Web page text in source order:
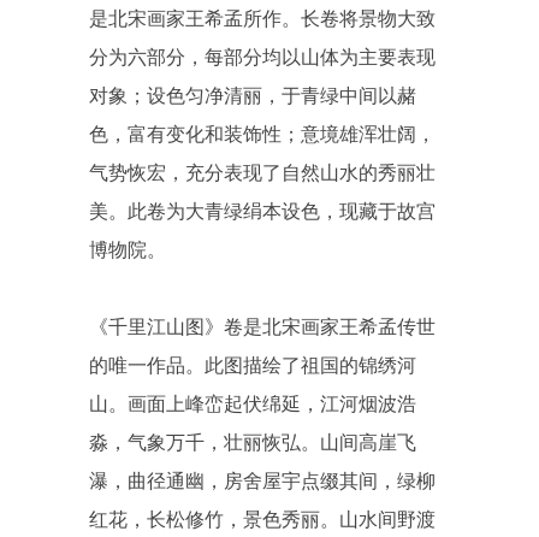
是北宋画家王希孟所作。长卷将景物大致
分为六部分，每部分均以山体为主要表现
对象；设色匀净清丽，于青绿中间以赭
色，富有变化和装饰性；意境雄浑壮阔，
气势恢宏，充分表现了自然山水的秀丽壮
美。此卷为大青绿绢本设色，现藏于故宫
博物院。
《千里江山图》卷是北宋画家王希孟传世
的唯一作品。此图描绘了祖国的锦绣河
山。画面上峰峦起伏绵延，江河烟波浩
淼，气象万千，壮丽恢弘。山间高崖飞
瀑，曲径通幽，房舍屋宇点缀其间，绿柳
红花，长松修竹，景色秀丽。山水间野渡